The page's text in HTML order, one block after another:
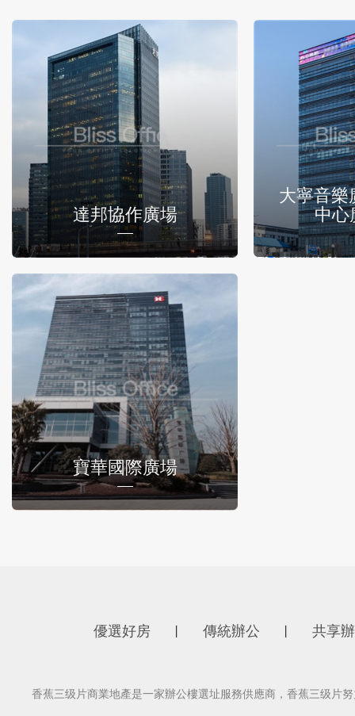
達邦協作廣場
大寧音樂
中心
寶華國際廣場
優選好房 傳統辦公 共享
香蕉三级片商業地產是一家辦公樓選址服務供應商，香蕉三级片